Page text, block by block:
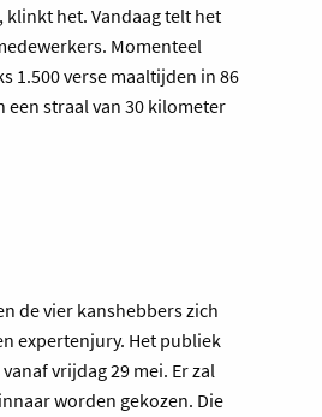
het. Vandaag telt het
Momenteel
1.500 verse maaltijden in 86
een straal van 30 kilometer
de vier kanshebbers zich
expertenjury. Het publiek
vrijdag 29 mei. Er zal
worden gekozen. Die